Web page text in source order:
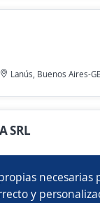
necesarias
y
Lanús, Buenos Aires-
SRL
Lanús, Buenos Aires-